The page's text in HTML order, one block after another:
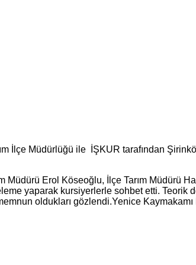
Müdürlüğü ile İŞKUR tarafından
Erol Köseoğlu, İlçe Tarım Müdürü
yaparak kursiyerlerle sohbet etti.
oldukları gözlendi.Yenice